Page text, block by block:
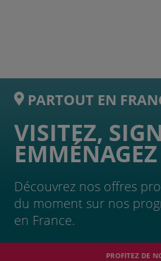
PARTOUT EN
VISITEZ,
EMMÉNAGEZ
Découvrez nos offres
du moment sur nos
en France.
PROFITEZ DE